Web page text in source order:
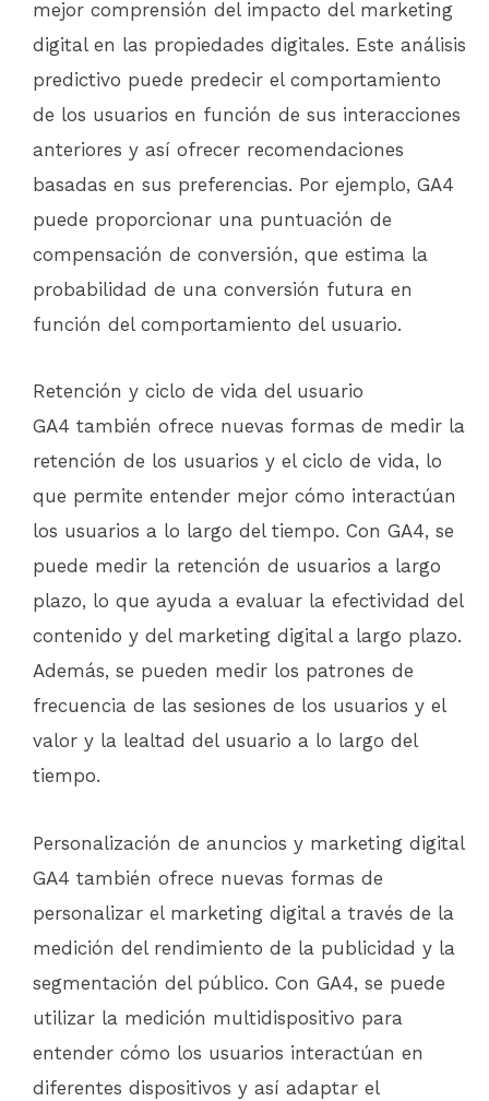
mejor comprensión del impacto del marketing
digital en las propiedades digitales. Este análisis
predictivo puede predecir el comportamiento
de los usuarios en función de sus interacciones
anteriores y así ofrecer recomendaciones
basadas en sus preferencias. Por ejemplo, GA4
puede proporcionar una puntuación de
compensación de conversión, que estima la
probabilidad de una conversión futura en
función del comportamiento del usuario.
Retención y ciclo de vida del usuario
GA4 también ofrece nuevas formas de medir la
retención de los usuarios y el ciclo de vida, lo
que permite entender mejor cómo interactúan
los usuarios a lo largo del tiempo. Con GA4, se
puede medir la retención de usuarios a largo
plazo, lo que ayuda a evaluar la efectividad del
contenido y del marketing digital a largo plazo.
Además, se pueden medir los patrones de
frecuencia de las sesiones de los usuarios y el
valor y la lealtad del usuario a lo largo del
tiempo.
Personalización de anuncios y marketing digital
GA4 también ofrece nuevas formas de
personalizar el marketing digital a través de la
medición del rendimiento de la publicidad y la
segmentación del público. Con GA4, se puede
utilizar la medición multidispositivo para
entender cómo los usuarios interactúan en
diferentes dispositivos y así adaptar el